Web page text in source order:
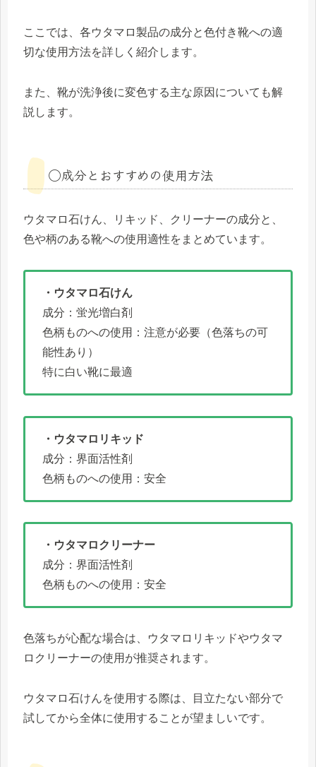
ここでは、各ウタマロ製品の成分と色付き靴への適
切な使用方法を詳しく紹介します。
また、靴が洗浄後に変色する主な原因についても解
説します。
◯成分とおすすめの使用方法
ウタマロ石けん、リキッド、クリーナーの成分と、
色や柄のある靴への使用適性をまとめています。
・ウタマロ石けん
成分：蛍光増白剤
色柄ものへの使用：注意が必要（色落ちの可
能性あり）
特に白い靴に最適
・ウタマロリキッド
成分：界面活性剤
色柄ものへの使用：安全
・ウタマロクリーナー
成分：界面活性剤
色柄ものへの使用：安全
色落ちが心配な場合は、ウタマロリキッドやウタマ
ロクリーナーの使用が推奨されます。
ウタマロ石けんを使用する際は、目立たない部分で
試してから全体に使用することが望ましいです。